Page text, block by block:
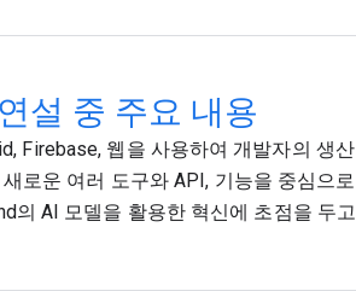
설 중 주요 내용
Firebase, 웹을 사용하여 개발자의 생산
로운 여러 도구와 API, 기능을 중심으로
의 AI 모델을 활용한 혁신에 초점을 두고